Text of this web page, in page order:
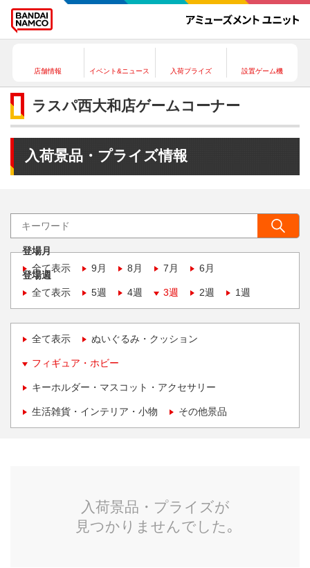
店舗情報 イベント&ニュース 入荷プライズ 設置ゲーム機
ラスパ西大和店ゲームコーナー
入荷景品・プライズ情報
登場月
全て表示
9月 8月 7月 6月
登場週
全て表示
5週 4週 3週 2週 1週
全て表示 ぬいぐるみ・クッション
フィギュア・ホビー
キーホルダー・マスコット・アクセサリー
生活雑貨・インテリア・小物 その他景品